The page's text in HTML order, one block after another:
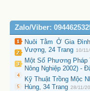
Zalo/Viber:
Nuôi Tằm Ở Gia
Vượng, 24 Trang 10/
Một Số Phương Pháp
Nông Nghiệp 2002) -
Kỹ Thuật Trồng Mộc
Hùng, 34 Trang 28/11/